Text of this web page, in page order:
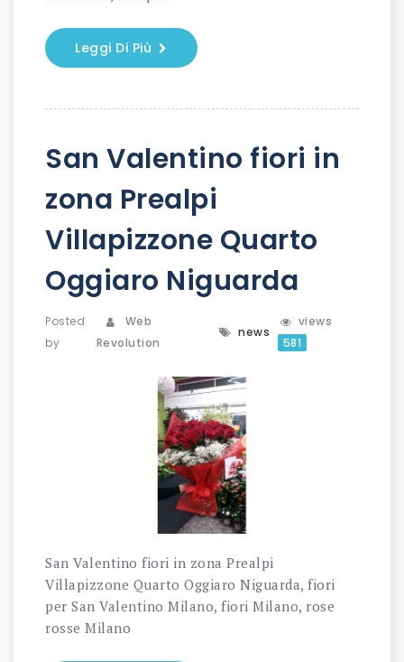
Leggi Di Più
San Valentino fiori in
zona Prealpi
Villapizzone Quarto
Oggiaro Niguarda
Posted
by
Web
Revolution
news
views
581
San Valentino fiori in zona Prealpi
Villapizzone Quarto Oggiaro Niguarda, fiori
per San Valentino Milano, fiori Milano, rose
rosse Milano